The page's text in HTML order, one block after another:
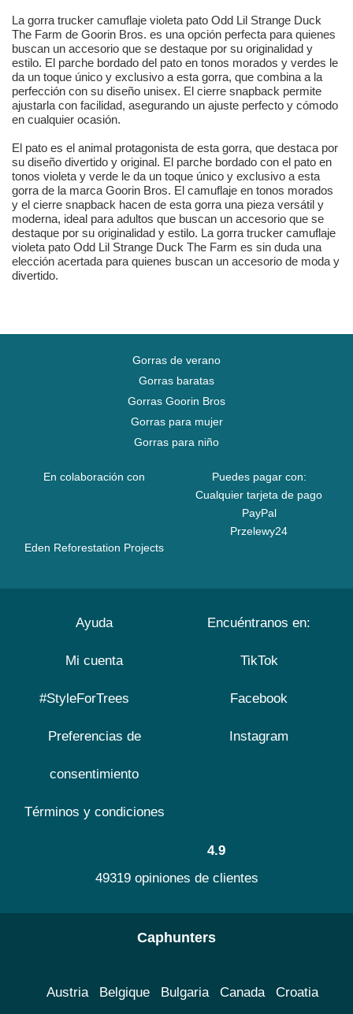
La gorra trucker camuflaje violeta pato Odd Lil Strange Duck
The Farm de Goorin Bros. es una opción perfecta para quienes
buscan un accesorio que se destaque por su originalidad y
estilo. El parche bordado del pato en tonos morados y verdes le
da un toque único y exclusivo a esta gorra, que combina a la
perfección con su diseño unisex. El cierre snapback permite
ajustarla con facilidad, asegurando un ajuste perfecto y cómodo
en cualquier ocasión.
El pato es el animal protagonista de esta gorra, que destaca por
su diseño divertido y original. El parche bordado con el pato en
tonos violeta y verde le da un toque único y exclusivo a esta
gorra de la marca Goorin Bros. El camuflaje en tonos morados
y el cierre snapback hacen de esta gorra una pieza versátil y
moderna, ideal para adultos que buscan un accesorio que se
destaque por su originalidad y estilo. La gorra trucker camuflaje
violeta pato Odd Lil Strange Duck The Farm es sin duda una
elección acertada para quienes buscan un accesorio de moda y
divertido.
Gorras de verano
Gorras baratas
Gorras Goorin Bros
Gorras para mujer
Gorras para niño
En colaboración con
Eden Reforestation Projects
Puedes pagar con:
Cualquier tarjeta de pago
PayPal
Przelewy24
Ayuda
Mi cuenta
#StyleForTrees
Preferencias de
consentimiento
Términos y condiciones
Encuéntranos en:
TikTok
Facebook
Instagram
4.9
49319 opiniones de clientes
Caphunters
Austria Belgique Bulgaria Canada Croatia